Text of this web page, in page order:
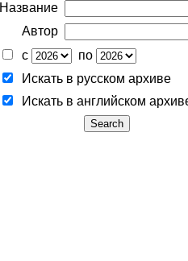
Название
Автор
с
по
Искать в русском архиве
Искать в английском